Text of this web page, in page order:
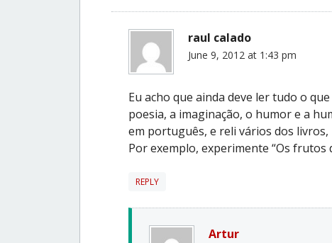
raul calado
June 9, 2012 at 1:43 pm
Eu acho que ainda deve ler tudo o
poesia, a imaginação, o humor e a
em português, e reli vários dos
Por exemplo, experimente “Os frutos
REPLY
Artur